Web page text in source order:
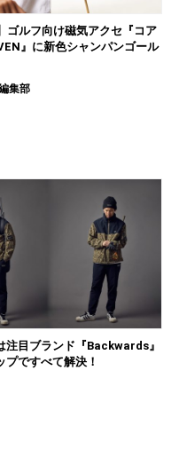
ゴルフ向け磁気アクセ『コア
』に新色シャンパンゴール
集部
注目ブランド『Backwards』
プですべて解決！